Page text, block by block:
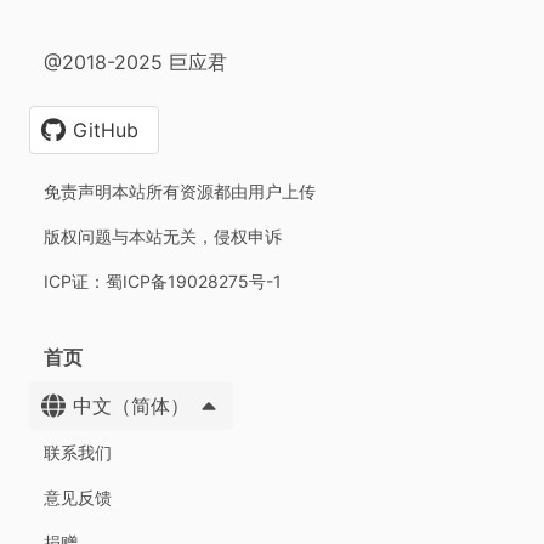
@2018-2025 巨应君
GitHub
免责声明本站所有资源都由用户上传
版权问题与本站无关，侵权申诉
ICP证：蜀ICP备19028275号-1
首页
中文（简体）
联系我们
意见反馈